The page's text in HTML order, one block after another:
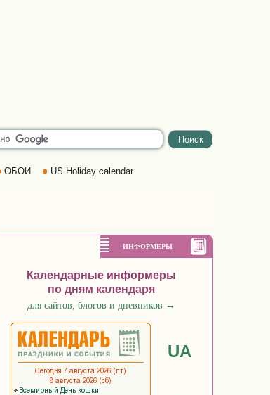
ОБОИ US Holiday calendar
ИНФОРМЕРЫ
Календарные информеры
по дням календаря
для сайтов, блогов и дневников →
UA